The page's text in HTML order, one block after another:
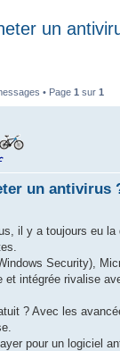
un
• Page 1 sur 1
un antivirus
il y a toujours eu la
Security),
et intégrée rivalise
? Avec les
pour un logiciel